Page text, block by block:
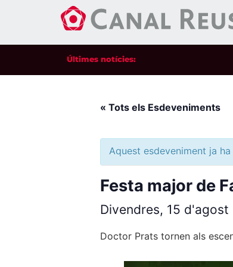
Últimes notícies:
« Tots els Esdeveniments
Aquest esdeveniment ja ha
Festa major de
Divendres, 15
Doctor Prats tornen als